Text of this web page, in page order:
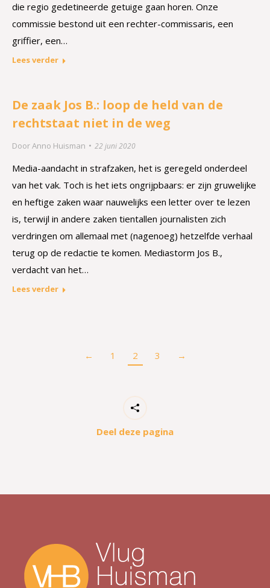
die regio gedetineerde getuige gaan horen. Onze
commissie bestond uit een rechter-commissaris, een
griffier, een…
Lees verder
De zaak Jos B.: loop de held van de
rechtstaat niet in de weg
DoorAnno Huisman 22 juni 2020
Media-aandacht in strafzaken, het is geregeld onderdeel
van het vak. Toch is het iets ongrijpbaars: er zijn gruwelijke
en heftige zaken waar nauwelijks een letter over te lezen
is, terwijl in andere zaken tientallen journalisten zich
verdringen om allemaal met (nagenoeg) hetzelfde verhaal
terug op de redactie te komen. Mediastorm Jos B.,
verdacht van het…
Lees verder
← 1 2 3 →
Deel deze pagina